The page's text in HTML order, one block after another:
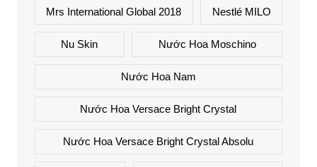
Mrs International Global 2018 Nestlé MILO
Nu Skin Nước Hoa Moschino
Nước Hoa Nam
Nước Hoa Versace Bright Crystal
Nước Hoa Versace Bright Crystal Absolu